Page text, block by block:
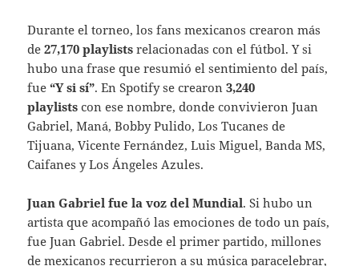
Durante el torneo, los fans mexicanos crearon más
de27,170 playlists relacionadas con el fútbol. Y si
hubo una frase que resumió el sentimiento del país,
fue“Y si sí”. En Spotify se crearon3,240
playlists con ese nombre, donde convivieron Juan
Gabriel, Maná, Bobby Pulido, Los Tucanes de
Tijuana, Vicente Fernández, Luis Miguel, Banda MS,
Caifanes y Los Ángeles Azules.
Juan Gabriel fue la voz del Mundial. Si hubo un
artista que acompañó las emociones de todo un país,
fue Juan Gabriel. Desde el primer partido, millones
de mexicanos recurrieron a su música paracelebrar,